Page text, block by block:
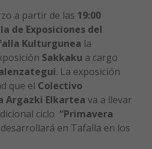
a partir de las 19:00
de Exposiciones del
Kulturgunea la
Sakkaku a cargo
. La exposición
que el Colectivo
Argazki Elkartea va a llevar
ciclo “Primavera
en Tafalla en los